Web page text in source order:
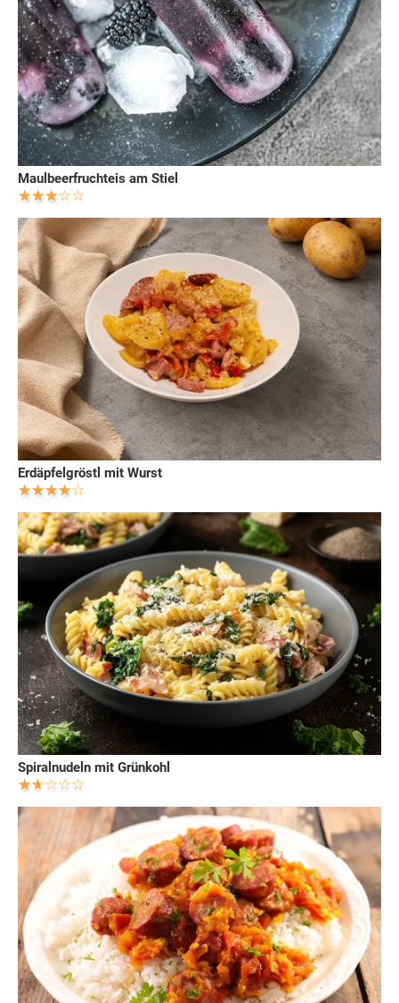
Maulbeerfruchteis am Stiel
Erdäpfelgröstl mit Wurst
Spiralnudeln mit Grünkohl